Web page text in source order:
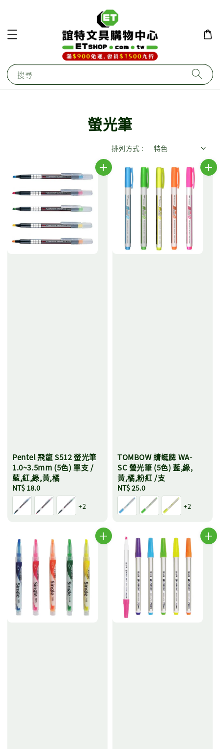
搜尋
螢光筆
排列方式 :
Pentel 飛龍 S512 螢光筆
1.0~3.5mm (5色) 單支 /
藍,紅,綠,黃,橘
Regular
price
NT$ 18.0
+2
TOMBOW 蜻蜓牌 WA-
SC 螢光筆 (5色) 藍,綠,
黃,橘,粉紅 /支
Regular
price
NT$ 25.0
+2